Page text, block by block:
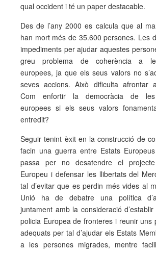
qual occident i té un paper destacable.
Des de l’any 2000 es calcula que al
han mort més de 35.600 persones. Les
impediments per ajudar aquestes
greu problema de coherència a
europees, ja que els seus valors no
seves accions. Això dificulta afrontar
Com enfortir la democràcia de les
europees si els seus valors
entredit?
Seguir tenint èxit en la construcció de
facin una guerra entre Estats
passa per no desatendre el projecte
Europeu i defensar les llibertats del
tal d’evitar que es perdin més vides al
Unió ha de debatre una política
juntament amb la consideració
policia Europea de fronteres i reunir uns
adequats per tal d’ajudar els Estats
a les persones migrades, mentre